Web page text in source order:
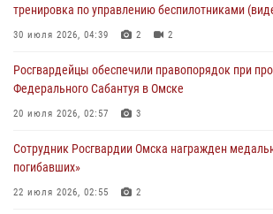
При содействии спецназа Росгвардии пресечены
миграционного законодательства в Омске (видео)
тренировка по управлению беспилотниками
30 июля 2026, 04:39 2 2
Росгвардейцы обеcпечили правопорядок при
Федерального Сабантуя в Омске
20 июля 2026, 02:57 3
Сотрудник Росгвардии Омска награжден
погибавших»
22 июля 2026, 02:55 2